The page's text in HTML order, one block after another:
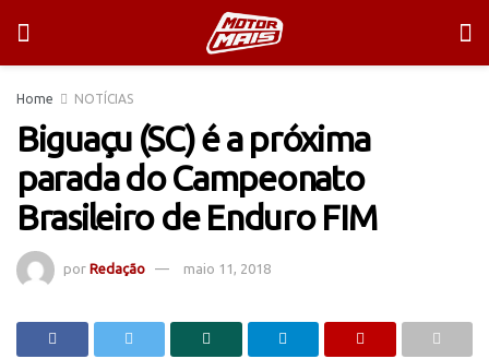
Home NOTÍCIAS
Biguaçu (SC) é a próxima
parada do Campeonato
Brasileiro de Enduro FIM
por Redação maio 11, 2018